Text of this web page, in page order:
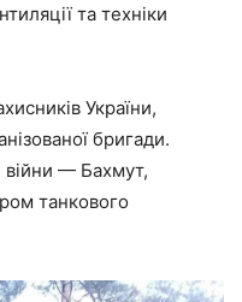
та техніки
України,
бригади.
війни — Бахмут,
танкового